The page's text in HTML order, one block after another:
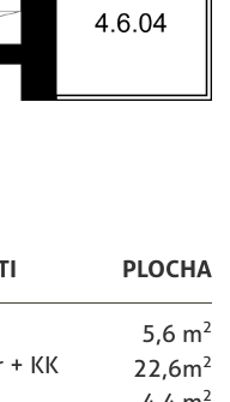
PLOCHA
5,6 m2
KK 22,6m2
2